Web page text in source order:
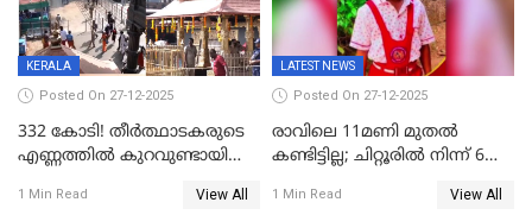
KERALA
Posted On 27-12-2025
332 കോടി! തീർത്ഥാടകരുടെ
എണ്ണത്തിൽ കുറവുണ്ടായിട്ടും
കുതിച്ചുയരുന്നു
1 Min Read View All
LATEST NEWS
Posted On 27-12-2025
രാവിലെ 11മണി മുതൽ
കണ്ടിട്ടില്ല; ചിറ്റൂരിൽ നിന്ന് 6
1 Min Read View All